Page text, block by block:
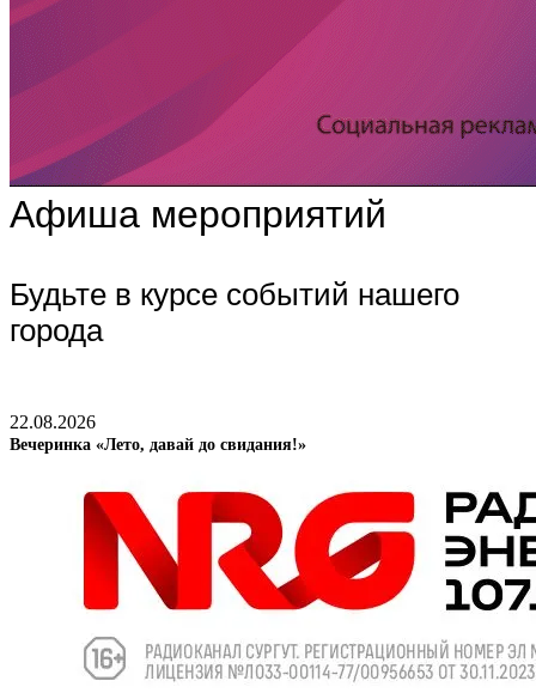
Афиша мероприятий
Будьте в курсе событий нашего
города
22.08.2026
Вечеринка «Лето, давай до свидания!»